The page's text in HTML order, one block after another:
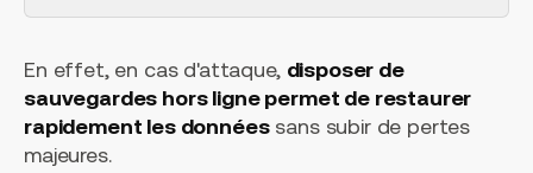
En effet, en cas d'attaque, disposer de
sauvegardes hors ligne permet de restaurer
rapidement les donnéessans subir de pertes
majeures.